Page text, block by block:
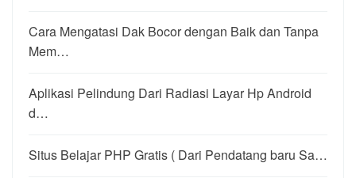
Cara Mengatasi Dak Bocor dengan Baik dan Tanpa
Mem…
Aplikasi Pelindung Dari Radiasi Layar Hp Android
d…
Situs Belajar PHP Gratis ( Dari Pendatang baru Sa…